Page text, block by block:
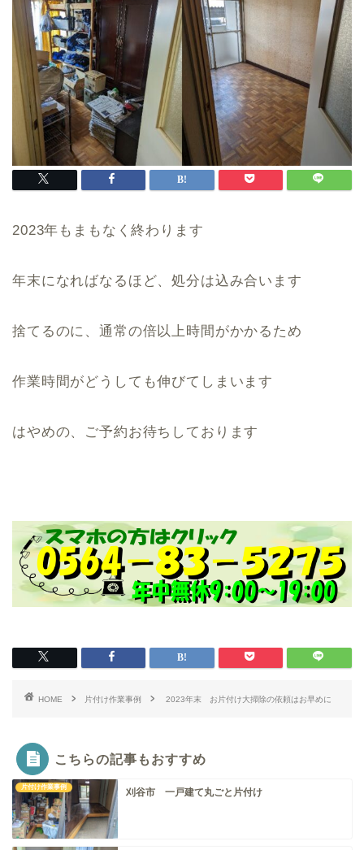
2023年もまもなく終わります
年末になればなるほど、処分は込み合います
捨てるのに、通常の倍以上時間がかかるため
作業時間がどうしても伸びてしまいます
はやめの、ご予約お待ちしております
HOME 片付け作業事例 2023年末 お片付け大掃除の依頼はお早めに
こちらの記事もおすすめ
片付け作業事例 刈谷市 一戸建て丸ごと片付け